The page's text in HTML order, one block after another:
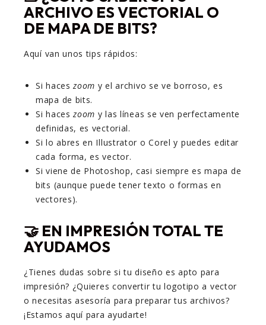
ARCHIVO ES VECTORIAL O
DE MAPA DE BITS?
Aquí van unos tips rápidos:
Si haceszoom y el archivo se ve borroso, es
mapa de bits.
Si haceszoom y las líneas se ven perfectamente
definidas, es vectorial.
Si lo abres en Illustrator o Corel y puedes editar
cada forma, es vector.
Si viene de Photoshop, casi siempre es mapa de
bits (aunque puede tener texto o formas en
vectores).
🤝 EN IMPRESIÓN TOTAL TE
AYUDAMOS
¿Tienes dudas sobre si tu diseño es apto para
impresión? ¿Quieres convertir tu logotipo a vector
o necesitas asesoría para preparar tus archivos?
¡Estamos aquí para ayudarte!